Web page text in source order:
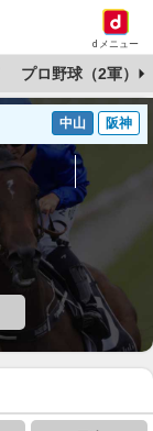
dメニュー
プロ野球（2軍）
中山 阪神